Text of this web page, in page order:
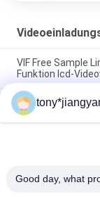
VIF Free Sample
Funktion lcd-
Freie Probe
Videobroschüre
Batterie 1000mah
Touch Screen
Good day, what